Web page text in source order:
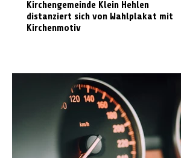
Kirchengemeinde Klein Hehlen
distanziert sich von Wahlplakat mit
Kirchenmotiv